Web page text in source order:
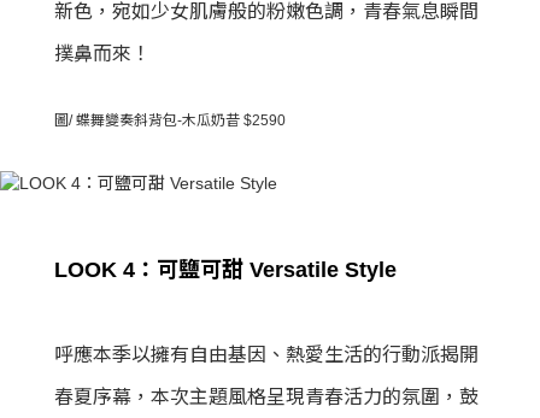
新色，宛如少女肌膚般的粉嫩色調，青春氣息瞬間
撲鼻而來！
圖/ 蝶舞變奏斜背包-木瓜奶昔 $2590
LOOK 4：可鹽可甜 Versatile Style
呼應本季以擁有自由基因、熱愛生活的行動派揭開
春夏序幕，本次主題風格呈現青春活力的氛圍，鼓